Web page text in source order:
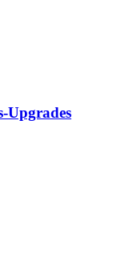
Upgrades